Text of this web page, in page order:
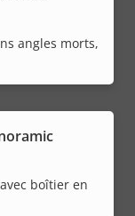
angles morts,
boîtier en